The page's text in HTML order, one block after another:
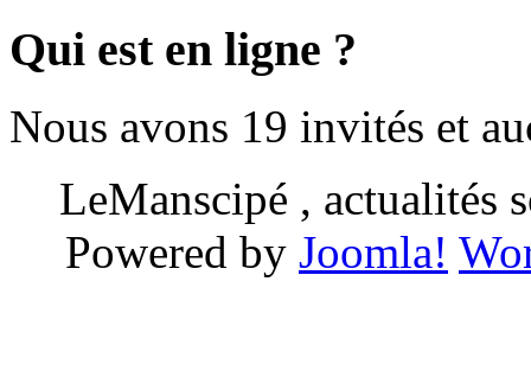
Qui est en ligne ?
Nous avons 19 invités et
LeManscipé , actualités
Powered by Joomla!